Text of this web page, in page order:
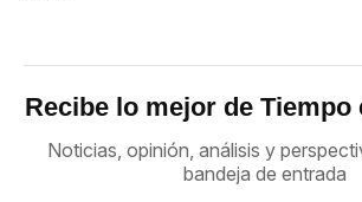
Recibe lo mejor de Tiempo
Noticias, opinión, análisis y
bandeja de entrada